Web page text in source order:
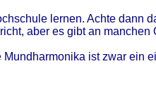
lernen. Achte dann
aber es gibt an manchen
ist zwar ein